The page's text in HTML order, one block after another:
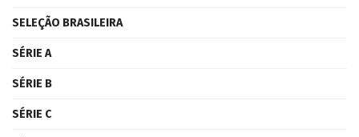
SELEÇÃO BRASILEIRA
SÉRIE A
SÉRIE B
SÉRIE C